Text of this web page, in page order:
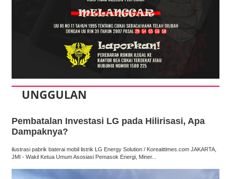
UNGGULAN
Pembatalan Investasi LG pada Hilirisasi, Apa
Dampaknya?
ilustrasi pabrik baterai mobil listrik LG Energy Solution / Koreaittimes.com JAKARTA,
JMI - Wakil Ketua Umum Asosiasi Pemasok Energi, Miner...